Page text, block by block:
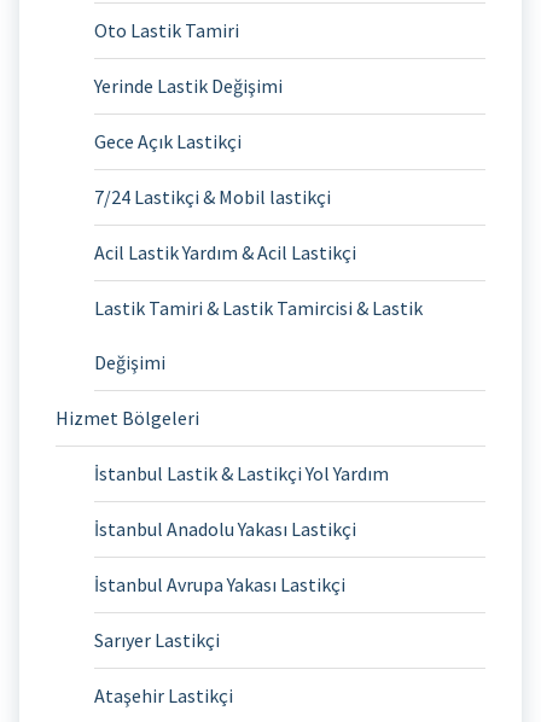
Oto Lastik Tamiri
Yerinde Lastik Değişimi
Gece Açık Lastikçi
7/24 Lastikçi & Mobil lastikçi
Acil Lastik Yardım & Acil Lastikçi
Lastik Tamiri & Lastik Tamircisi & Lastik
Değişimi
Hizmet Bölgeleri
İstanbul Lastik & Lastikçi Yol Yardım
İstanbul Anadolu Yakası Lastikçi
İstanbul Avrupa Yakası Lastikçi
Sarıyer Lastikçi
Ataşehir Lastikçi